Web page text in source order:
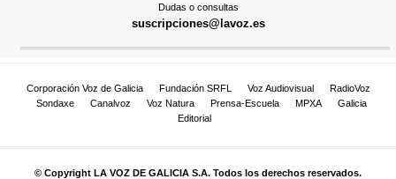
Dudas o consultas
suscripciones@lavoz.es
Corporación Voz de Galicia Fundación SRFL Voz Audiovisual
RadioVoz
Sondaxe
Canalvoz Voz Natura Prensa-Escuela MPXA
Galicia
Editorial
© Copyright LA VOZ DE GALICIA S.A. Todos los derechos reservados.